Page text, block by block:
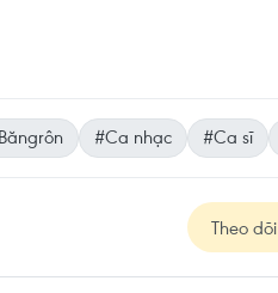
#Ca nhạc #Ca sĩ
Theo